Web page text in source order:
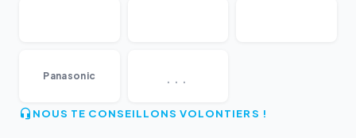
Panasonic ...
NOUS TE CONSEILLONS VOLONTIERS !